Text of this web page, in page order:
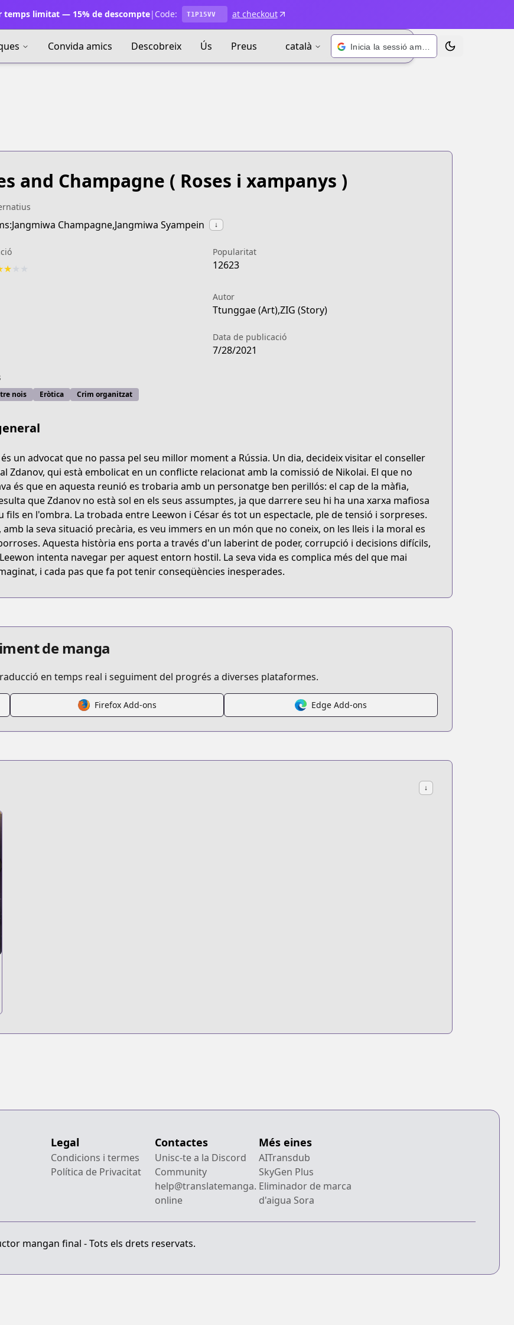
temps limitat — 15% de descompte| Code: T1P15VV at checkout
Convida amics Descobreix Ús Preus català Alternar tema
be50-887f2e0d5752
and Champagne ( Roses i xampanys )
Champagne,Jangmiwa Syampein ↓
★
Popularitat
12623
Autor
Ttunggae (Art),ZIG (Story)
Data de publicació
7/28/2021
nois Eròtica Crim organitzat
un advocat que no passa pel seu millor moment a Rússia. Un dia, decideix visitar el conseller
Zdanov, qui està embolicat en un conflicte relacionat amb la comissió de Nikolai. El que no
és que en aquesta reunió es trobaria amb un personatge ben perillós: el cap de la màfia,
que Zdanov no està sol en els seus assumptes, ja que darrere seu hi ha una xarxa mafiosa
fils en l'ombra. La trobada entre Leewon i César és tot un espectacle, ple de tensió i sorpreses.
amb la seva situació precària, es veu immers en un món que no coneix, on les lleis i la moral es
Aquesta història ens porta a través d'un laberint de poder, corrupció i decisions difícils,
intenta navegar per aquest entorn hostil. La seva vida es complica més del que mai
i cada pas que fa pot tenir conseqüències inesperades.
de manga
en temps real i seguiment del progrés a diverses plataformes.
Firefox Add-ons Edge Add-ons
↓
Legal
Condicions i termes
Política de Privacitat
Contactes
Unisc-te a la Discord
Community
help@translatemanga.
online
Més eines
AITransdub
SkyGen Plus
Eliminador de marca
d'aigua Sora
mangan final - Tots els drets reservats.